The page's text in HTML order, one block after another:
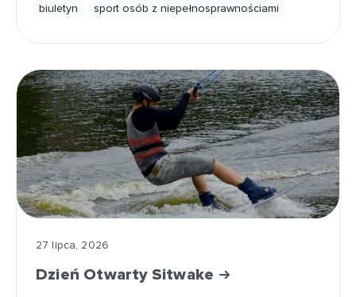
biuletyn sport osób z niepełnosprawnościami
27 lipca, 2026
Dzień Otwarty Sitwake